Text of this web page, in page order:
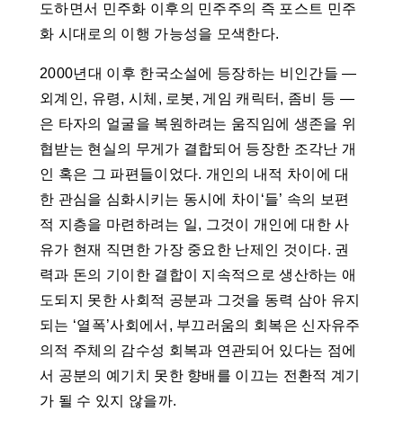
도하면서 민주화 이후의 민주주의 즉 포스트 민주
화 시대로의 이행 가능성을 모색한다.
2000년대 이후 한국소설에 등장하는 비인간들 ―
외계인, 유령, 시체, 로봇, 게임 캐릭터, 좀비 등 ―
은 타자의 얼굴을 복원하려는 움직임에 생존을 위
협받는 현실의 무게가 결합되어 등장한 조각난 개
인 혹은 그 파편들이었다. 개인의 내적 차이에 대
한 관심을 심화시키는 동시에 차이‘들’ 속의 보편
적 지층을 마련하려는 일, 그것이 개인에 대한 사
유가 현재 직면한 가장 중요한 난제인 것이다. 권
력과 돈의 기이한 결합이 지속적으로 생산하는 애
도되지 못한 사회적 공분과 그것을 동력 삼아 유지
되는 ‘열폭’사회에서, 부끄러움의 회복은 신자유주
의적 주체의 감수성 회복과 연관되어 있다는 점에
서 공분의 예기치 못한 향배를 이끄는 전환적 계기
가 될 수 있지 않을까.